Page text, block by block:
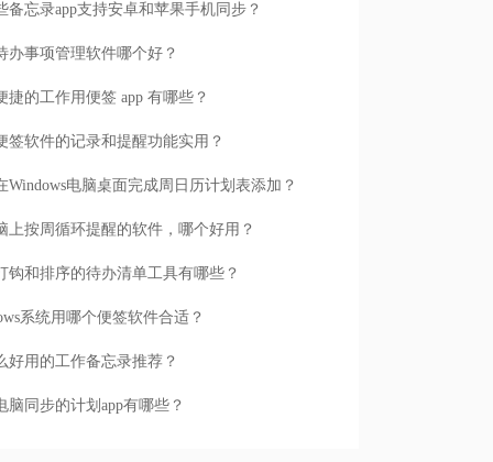
备忘录app支持安卓和苹果手机同步？
办事项管理软件哪个好？
捷的工作用便签 app 有哪些？
签软件的记录和提醒功能实用？
Windows电脑桌面完成周日历计划表添加？
上按周循环提醒的软件，哪个好用？
钩和排序的待办清单工具有哪些？
系统用哪个便签软件合适？
好用的工作备忘录推荐？
脑同步的计划app有哪些？